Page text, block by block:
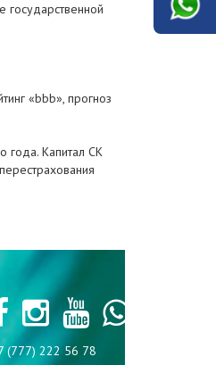
«bbb», прогноз
года. Капитал СК
(777) 222 56 78